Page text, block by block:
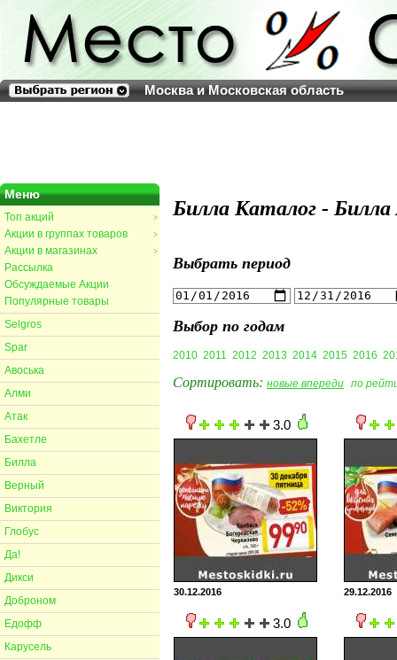
Москва и Московская область
Меню
>
Топ акций
>
Акции в группах товаров
>
Акции в магазинах
Рассылка
Обсуждаемые Акции
Популярные товары
Selgros
Spar
Авоська
Алми
Атак
Бахетле
Билла
Верный
Виктория
Глобус
Да!
Дикси
Доброном
Едофф
Карусель
Билла Каталог -
Выбрать период
Выбор по годам
2010 2011 2012 2013 2014 2015 2016
Сортировать: новые впереди по
3.0
30.12.2016 29.12.2016
3.0